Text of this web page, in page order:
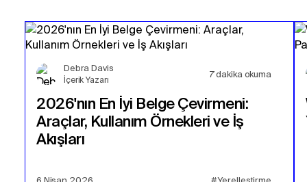
Debra Davis
İçerik Yazarı
7 dakika okuma
2026'nın En İyi Belge Çevirmeni:
Araçlar, Kullanım Örnekleri ve İş
Akışları